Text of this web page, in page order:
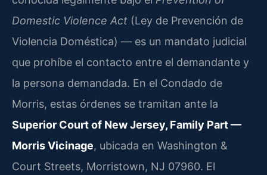
Domestic Violence Act (Ley de Prevención de
Violencia Doméstica) — es un mandato judicial
que prohíbe el contacto entre el demandante y
la persona demandada. En el Condado de
Morris, estas órdenes se tramitan ante la
Superior Court of New Jersey, Family Part —
Morris Vicinage, ubicada en Washington &
Court Streets, Morristown, NJ 07960. El